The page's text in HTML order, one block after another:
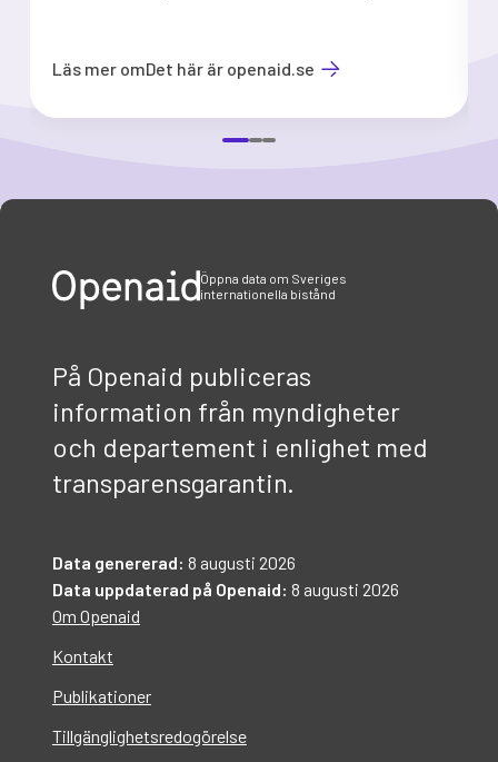
Läs mer omDet här är openaid.se
Öppna data om Sveriges
internationella bistånd
På Openaid publiceras
information från myndigheter
och departement i enlighet med
transparensgarantin.
Data genererad: 8 augusti 2026
Data uppdaterad på Openaid: 8 augusti 2026
Om Openaid
Kontakt
Publikationer
Tillgänglighetsredogörelse